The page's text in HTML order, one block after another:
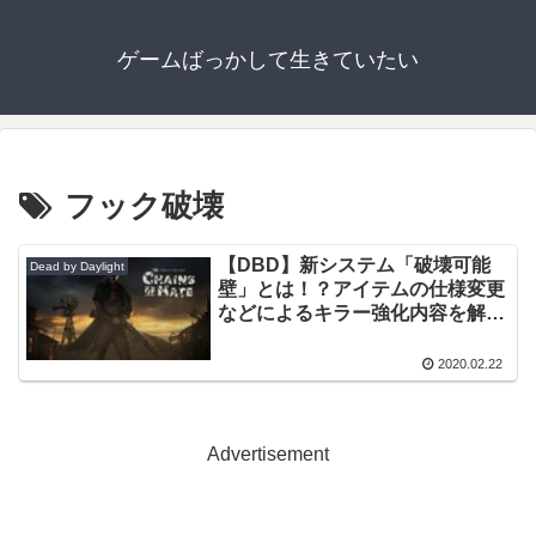
ゲームばっかして生きていたい
フック破壊
Dead by Daylight
【DBD】新システム「破壊可能
壁」とは！？アイテムの仕様変更
などによるキラー強化内容を解
2020.02.22
Advertisement